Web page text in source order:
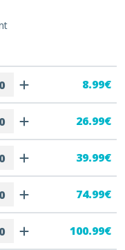
8.99€
26.99€
39.99€
74.99€
100.99€